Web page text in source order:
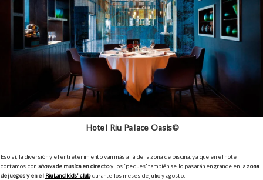
Hotel Riu Palace Oasis©
Eso sí, la diversión y el entretenimiento van más allá de la zona de piscina, ya que en el hotel
contamos con showsde música en directoy los ‘peques’ también se lo pasarán en grande en la zona
de juegos y en el RiuLand kids’ club durante los meses de julio y agosto.